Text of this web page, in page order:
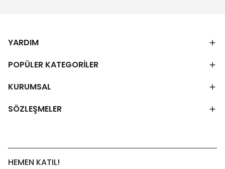
YARDIM
POPÜLER KATEGORİLER
KURUMSAL
SÖZLEŞMELER
HEMEN KATIL!